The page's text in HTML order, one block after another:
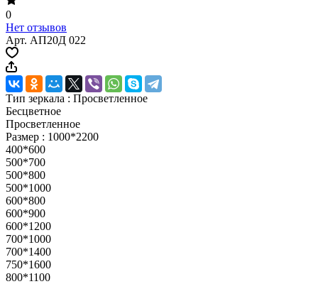
0
Нет отзывов
Арт. АП20Д 022
Тип зеркала : Просветленное
Бесцветное
Просветленное
Размер : 1000*2200
400*600
500*700
500*800
500*1000
600*800
600*900
600*1200
700*1000
700*1400
750*1600
800*1100